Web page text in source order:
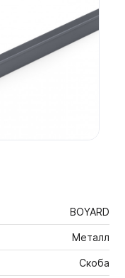
BOYARD
Металл
Скоба